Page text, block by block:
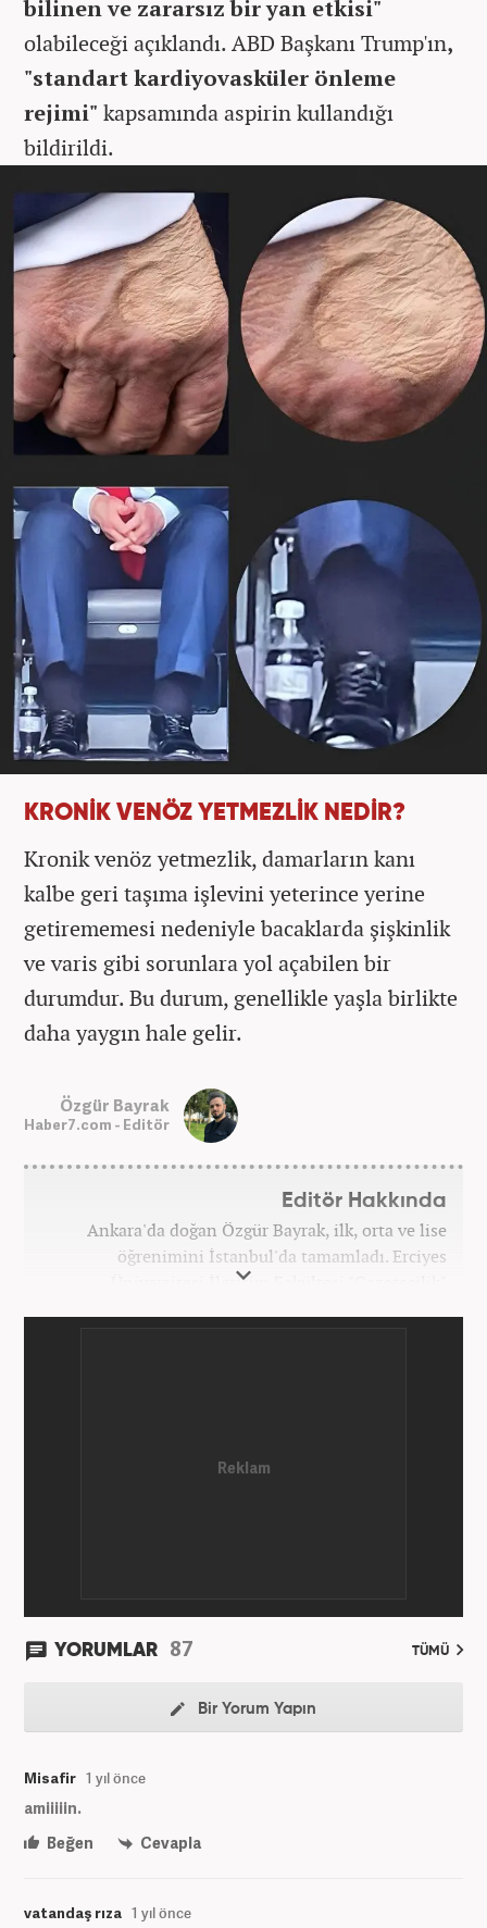
bilinen ve zararsız bir yan etkisi"
olabileceği açıklandı. ABD Başkanı Trump'ın,
"standart kardiyovasküler önleme
rejimi" kapsamında aspirin kullandığı
bildirildi.
KRONİK VENÖZ YETMEZLİK NEDİR?
Kronik venöz yetmezlik, damarların kanı
kalbe geri taşıma işlevini yeterince yerine
getirememesi nedeniyle bacaklarda şişkinlik
ve varis gibi sorunlara yol açabilen bir
durumdur. Bu durum, genellikle yaşla birlikte
daha yaygın hale gelir.
Özgür Bayrak
Haber7.com - Editör
Editör Hakkında
Ankara'da doğan Özgür Bayrak, ilk, orta ve lise
öğrenimini İstanbul'da tamamladı. Erciyes
Üniversitesi İletişim Fakültesi "Gazetecilik"
birlikte galeri ve video hazırladı. 2019'un Şubat
YORUMLAR 87 TÜMÜ
Bir Yorum Yapın
Misafir 1 yıl önce
amiiiiin.
Beğen
Cevapla
vatandaş rıza 1 yıl önce